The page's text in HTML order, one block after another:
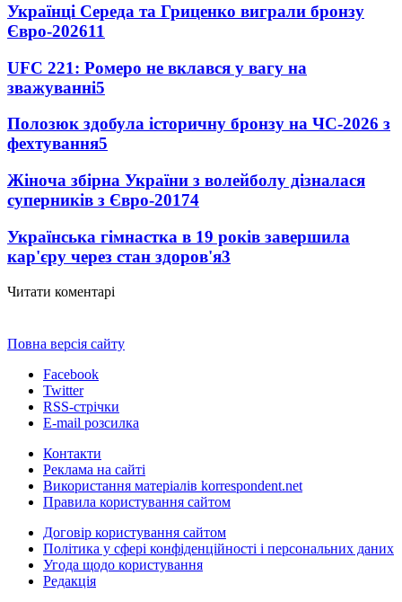
Українці Середа та Гриценко виграли бронзу
Євро-202611
UFC 221: Ромеро не вклався у вагу на
зважуванні5
Полозюк здобула історичну бронзу на ЧС-2026 з
фехтування5
Жіноча збірна України з волейболу дізналася
суперників з Євро-20174
Українська гімнастка в 19 років завершила
кар'єру через стан здоров'я3
Читати коментарі
Повна версія сайту
Facebook
Twitter
RSS-стрічки
E-mail розсилка
Контакти
Реклама на сайті
Використання матеріалів korrespondent.net
Правила користування сайтом
Договір користування сайтом
Політика у сфері конфіденційності і персональних даних
Угода щодо користування
Редакція